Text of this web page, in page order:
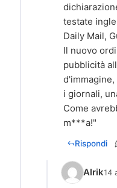
testate
Daily Mail,
Il nuovo
pubblicità
i giornali,
Come
m***a!"
Rispondi
Alrik14